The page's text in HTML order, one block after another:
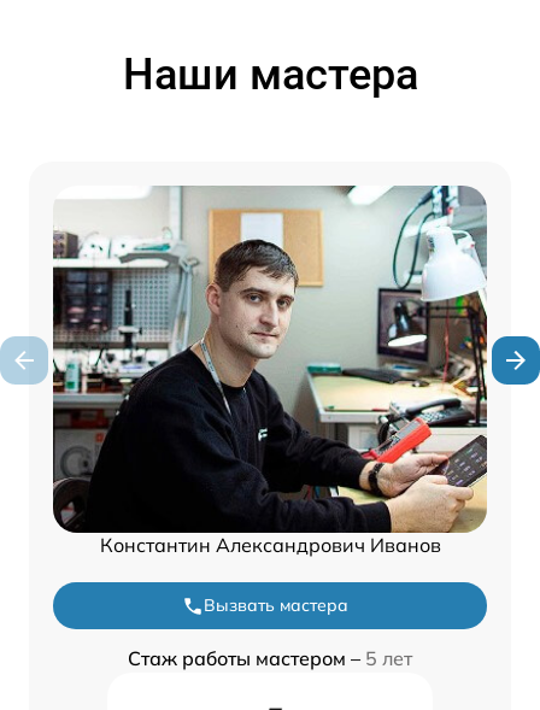
Наши мастера
Константин Александрович Иванов
Вызвать мастера
Стаж работы мастером – 5 лет